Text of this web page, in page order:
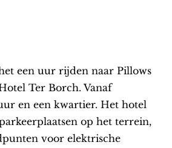
een uur rijden naar Pillows
Ter Borch. Vanaf
en een kwartier. Het hotel
op het terrein,
voor elektrische